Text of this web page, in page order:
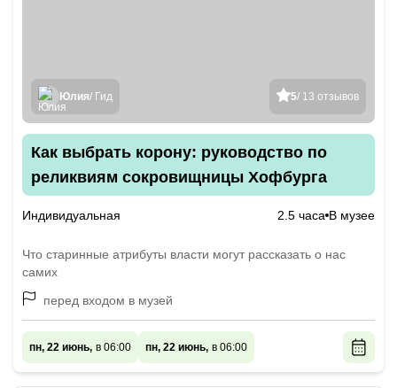
5/ 13 отзывов
Юлия/ Гид
Как выбрать корону: руководство по
реликвиям сокровищницы Хофбурга
Индивидуальная 2.5 часа В музее
Что старинные атрибуты власти могут рассказать о нас
самих
перед входом в музей
пн, 22 июнь, в 06:00 пн, 22 июнь, в 06:00